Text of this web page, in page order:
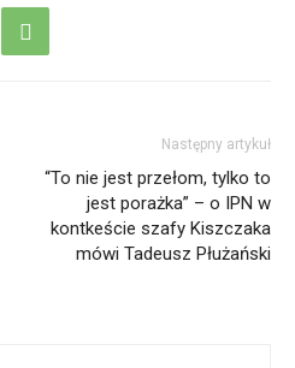
Następny artykuł
“To nie jest przełom, tylko to
jest porażka” – o IPN w
kontkeście szafy Kiszczaka
mówi Tadeusz Płużański